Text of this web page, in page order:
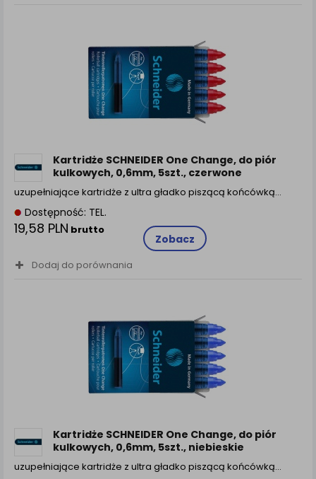
Kartridże SCHNEIDER One Change, do piór
kulkowych, 0,6mm, 5szt., czerwone
uzupełniające kartridże z ultra gładko piszącą końcówką…
Dostępność: TEL.
19,58 PLN brutto
Zobacz
Dodaj do porównania
Kartridże SCHNEIDER One Change, do piór
kulkowych, 0,6mm, 5szt., niebieskie
uzupełniające kartridże z ultra gładko piszącą końcówką…